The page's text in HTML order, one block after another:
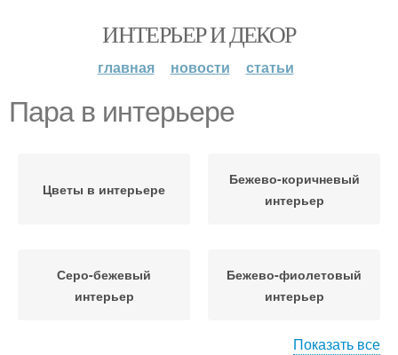
ИНТЕРЬЕР И ДЕКОР
главная новости статьи
Пара в интерьере
Цветы в интерьере
Бежево-коричневый
интерьер
Серо-бежевый
интерьер
Бежево-фиолетовый
интерьер
Показать все